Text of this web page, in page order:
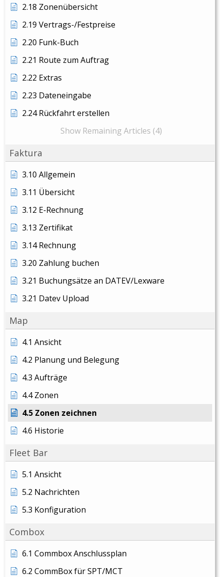
2.18 Zonenübersicht
2.19 Vertrags-/Festpreise
2.20 Funk-Buch
2.21 Route zum Auftrag
2.22 Extras
2.23 Dateneingabe
2.24 Rückfahrt erstellen
Show Remaining Articles (4)
Faktura
3.10 Allgemein
3.11 Übersicht
3.12 E-Rechnung
3.13 Zertifikat
3.14 Rechnung
3.20 Zahlung buchen
3.21 Buchungsätze an DATEV/Lexware
3.21 Datev Upload
Map
4.1 Ansicht
4.2 Planung und Belegung
4.3 Aufträge
4.4 Zonen
4.5 Zonen zeichnen
4.6 Historie
Fleet Bar
5.1 Ansicht
5.2 Nachrichten
5.3 Konfiguration
Combox
6.1 Commbox Anschlussplan
6.2 CommBox für SPT/MCT